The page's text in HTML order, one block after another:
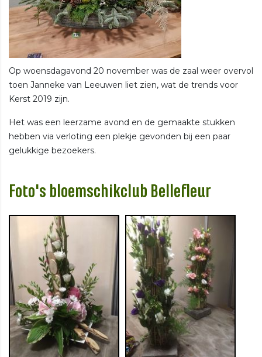
Op woensdagavond 20 november was de zaal weer overvol
toen Janneke van Leeuwen liet zien, wat de trends voor
Kerst 2019 zijn.
Het was een leerzame avond en de gemaakte stukken
hebben via verloting een plekje gevonden bij een paar
gelukkige bezoekers.
Foto's bloemschikclub Bellefleur